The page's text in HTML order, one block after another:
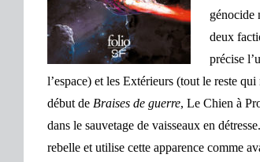
génocide
deux
précise
l’espace) et les Extérieurs (tout le reste
début de Braises de guerre, Le Chien à
dans le sauvetage de vaisseaux en
rebelle et utilise cette apparence comme